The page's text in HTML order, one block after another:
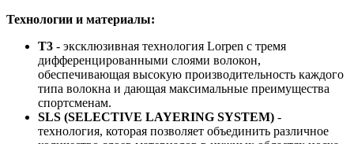
Технологии и материалы:
T3 - эксклюзивная технология Lorpen с тремя
дифференцированными слоями волокон,
обеспечивающая высокую производительность каждого
типа волокна и дающая максимальные преимущества
спортсменам.
SLS (SELECTIVE LAYERING SYSTEM) -
технология, которая позволяет объединить различное